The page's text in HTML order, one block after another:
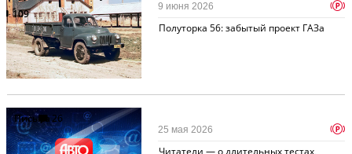
109
Полуторка 56: забытый проект ГАЗа
9 июня 2026 p
Письма26
25 мая 2026 p